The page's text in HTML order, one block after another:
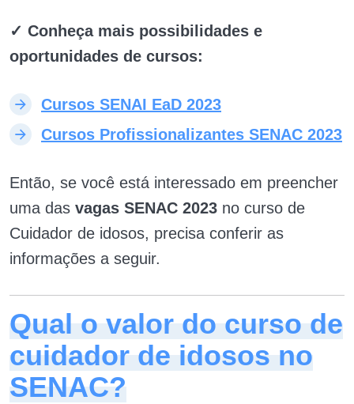
✓ Conheça mais possibilidades e
oportunidades de cursos:
Cursos SENAI EaD 2023
Cursos Profissionalizantes SENAC 2023
Então, se você está interessado em preencher
uma das vagas SENAC 2023 no curso de
Cuidador de idosos, precisa conferir as
informações a seguir.
Qual o valor do curso de
cuidador de idosos no
SENAC?